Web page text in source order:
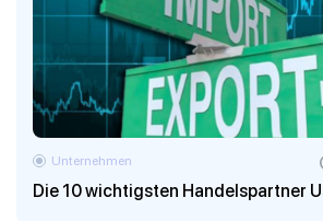
Die 10 wichtigsten Handelspartner
Unternehmen